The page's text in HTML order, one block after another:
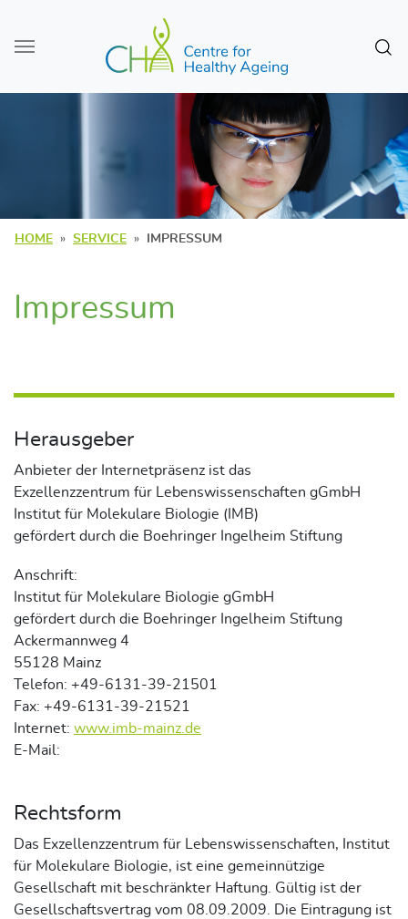
Zum Seiteninhalt
HOME SERVICE IMPRESSUM
Impressum
Herausgeber
Anbieter der Internetpräsenz ist das
Exzellenzzentrum für Lebenswissenschaften gGmbH
Institut für Molekulare Biologie (IMB)
gefördert durch die Boehringer Ingelheim Stiftung
Anschrift:
Institut für Molekulare Biologie gGmbH
gefördert durch die Boehringer Ingelheim Stiftung
Ackermannweg 4
55128 Mainz
Telefon: +49-6131-39-21501
Fax: +49-6131-39-21521
Internet: www.imb-mainz.de
E-Mail:
Rechtsform
Das Exzellenzzentrum für Lebenswissenschaften, Institut
für Molekulare Biologie, ist eine gemeinnützige
Gesellschaft mit beschränkter Haftung. Gültig ist der
Gesellschaftsvertrag vom 08.09.2009. Die Eintragung ist